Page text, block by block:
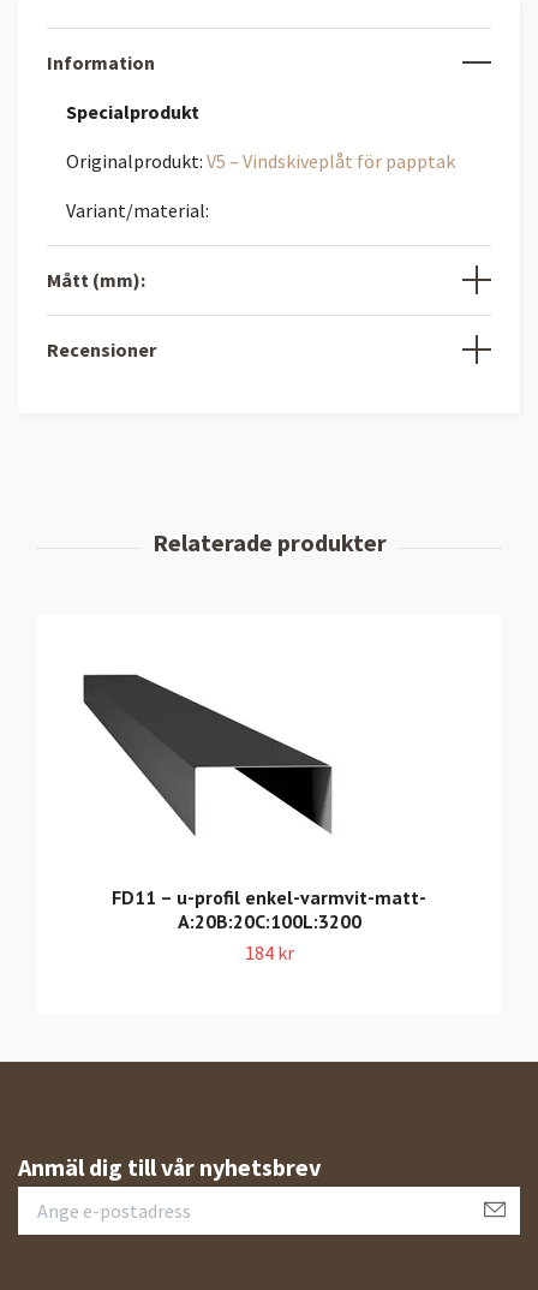
Information
Specialprodukt
Originalprodukt: V5 – Vindskiveplåt för papptak
Variant/material:
Mått (mm):
Recensioner
FD11 – u-profil enkel-varmvit-matt-
A:20B:20C:100L:3200
184 kr
Anmäl dig till vår nyhetsbrev